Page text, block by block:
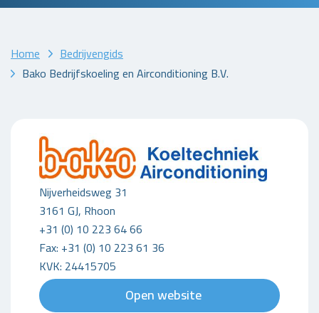
Home
Bedrijvengids
Bako Bedrijfskoeling en Airconditioning B.V.
Nijverheidsweg 31
3161 GJ, Rhoon
+31 (0) 10 223 64 66
Fax: +31 (0) 10 223 61 36
KVK: 24415705
Open website